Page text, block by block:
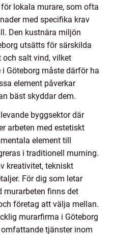
lokala murare, som ofta
med specifika krav
Den kustnära miljön
utsätts för särskilda
salt vind, vilket
Göteborg måste därför ha
element påverkar
bäst skyddar dem.
byggsektor där
arbeten med estetiskt
element till
i traditionell murning.
kreativitet, tekniskt
För dig som letar
murarbeten finns det
företag att välja mellan.
murarfirma i Göteborg
omfattande tjänster inom